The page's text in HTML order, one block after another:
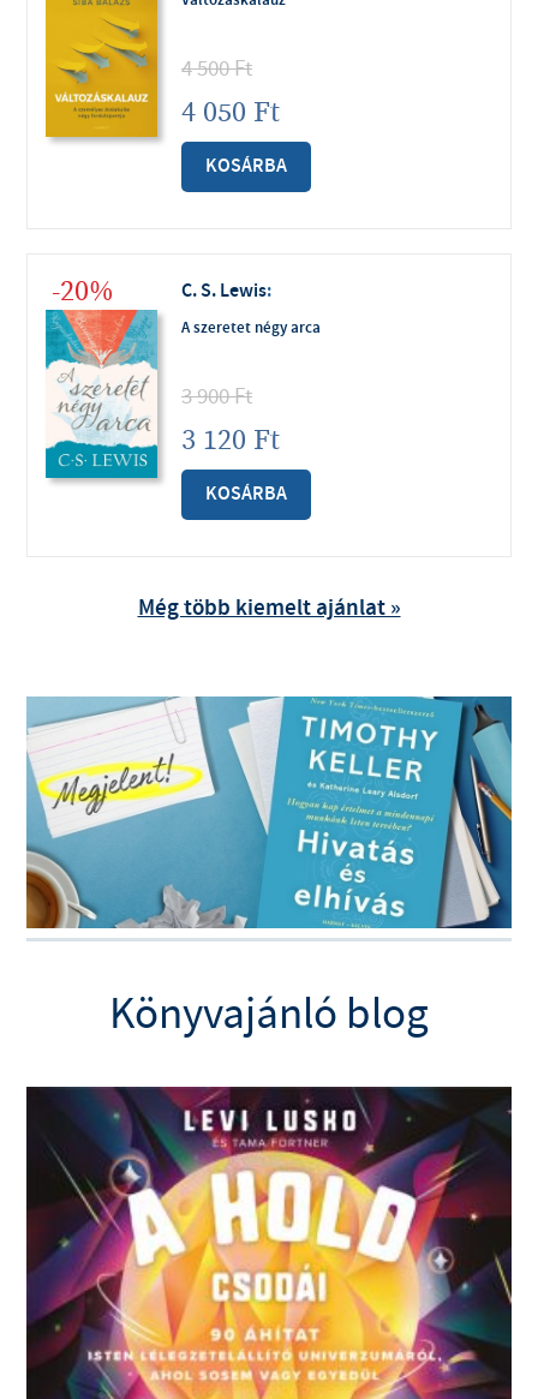
4 500Ft
4 050 Ft
KOSÁRBA
-20% C. S. Lewis:
A szeretet négy arca
3 900Ft
3 120 Ft
KOSÁRBA
Még több kiemelt ajánlat »
Könyvajánló blog